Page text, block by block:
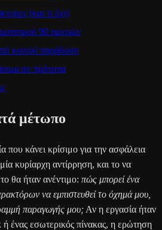
(και τι όχι)
90 ημερών
κοινού παράδοση
σε πρότυπα
μέτωπο
που κάνει κρίσιμο για την ασφάλεια
κυρίαρχη αντίρρηση, και το να
θα ήταν ανέντιμο: πώς μπορεί ένα
να εμπιστευθεί το όχημά μου,
παραγωγής μου; Αν η εργασία ήταν
ή ένας εσωτερικός πίνακας, η ερώτηση